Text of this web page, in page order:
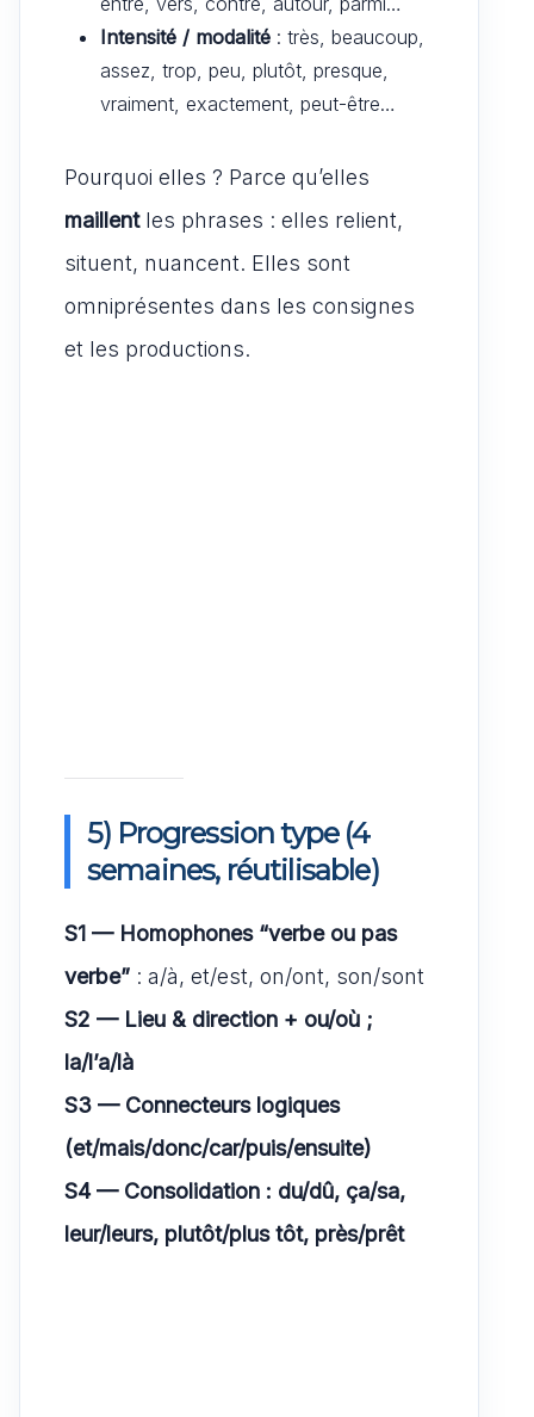
Intensité / modalité : très, beaucoup,
assez, trop, peu, plutôt, presque,
vraiment, exactement, peut-être…
Pourquoi elles ? Parce qu’elles
maillentles phrases : elles relient,
situent, nuancent. Elles sont
omniprésentes dans les consignes
et les productions.
5) Progression type (4
semaines, réutilisable)
S1 — Homophones “verbe ou pas
verbe” : a/à, et/est, on/ont, son/sont
S2 — Lieu & direction + ou/où ;
la/l’a/là
S3 — Connecteurs logiques
(et/mais/donc/car/puis/ensuite)
S4 — Consolidation : du/dû, ça/sa,
leur/leurs, plutôt/plus tôt, près/prêt